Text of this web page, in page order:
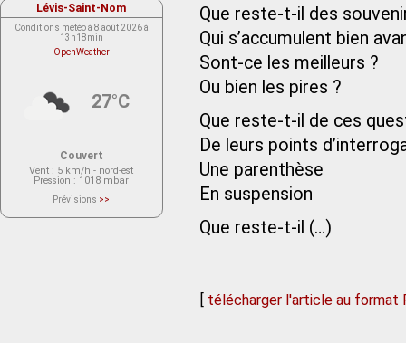
Que reste-t-il des
Qui s’accumulent bien
Sont-ce les meilleurs ?
Ou bien les pires ?
Que reste-t-il de ces
De leurs points
Une parenthèse
En suspension
Que reste-t-il (…)
[ télécharger l'article au format
Lévis-Saint-Nom
Conditions météo à 8 août 2026 à
13h18min
OpenWeather
27°C
Couvert
Vent : 5 km/h - nord-est
Pression : 1018 mbar
Prévisions >>
actuellement aucune prévision